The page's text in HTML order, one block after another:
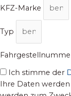
KFZ-Marke
Typ
Ich stimme der
Ihre Daten